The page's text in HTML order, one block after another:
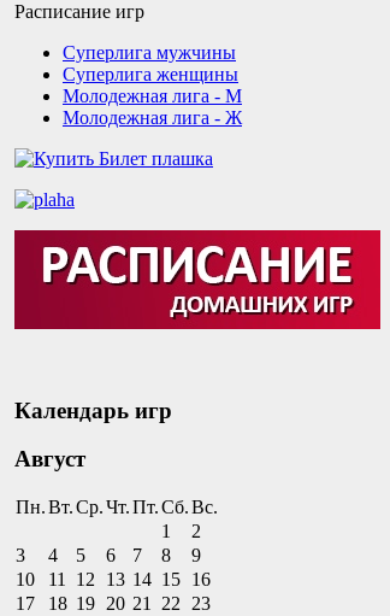
Расписание игр
Суперлига мужчины
Суперлига женщины
Молодежная лига - М
Молодежная лига - Ж
Календарь игр
Август
Пн.Вт.Ср.Чт.Пт.Сб.Вс.
1
2
3
4 5 6 7 8
9
10
11 12 13 14 15 16
17
18 19 20 21 22
23